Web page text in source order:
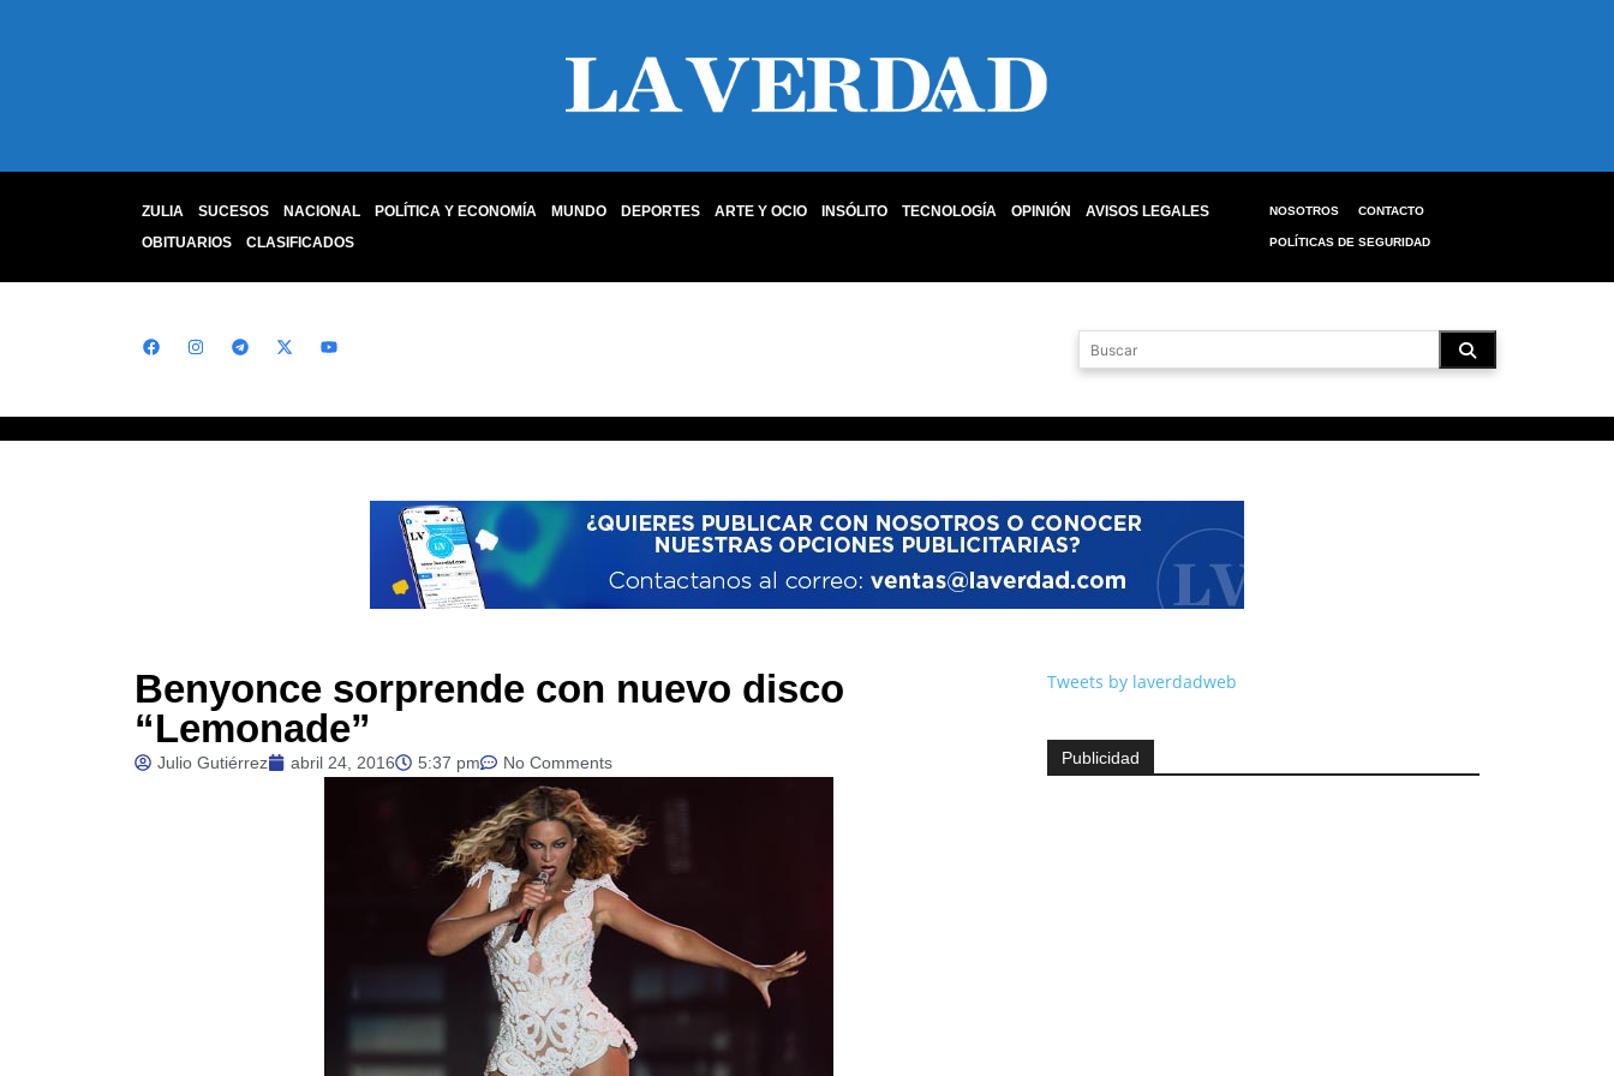
ZULIA SUCESOS NACIONAL POLÍTICA Y ECONOMÍA MUNDO DEPORTES ARTE Y OCIO INSÓLITO TECNOLOGÍA OPINIÓN
AVISOS LEGALES
OBITUARIOS
CLASIFICADOS
NOSOTROS CONTACTO
POLÍTICAS DE SEGURIDAD
Benyonce sorprende con nuevo disco
“Lemonade”
Julio Gutiérrez abril 24, 2016 5:37 pm No Comments
Tweets by laverdadweb
Publicidad